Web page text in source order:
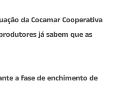
da Cocamar Cooperativa
já sabem que as
a fase de enchimento de